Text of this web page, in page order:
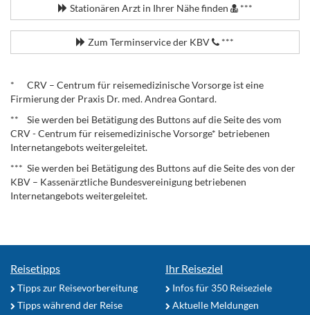
Stationären Arzt in Ihrer Nähe finden ***
Zum Terminservice der KBV ***
* CRV – Centrum für reisemedizinische Vorsorge ist eine
Firmierung der Praxis Dr. med. Andrea Gontard.
** Sie werden bei Betätigung des Buttons auf die Seite des vom
CRV - Centrum für reisemedizinische Vorsorge* betriebenen
Internetangebots weitergeleitet.
*** Sie werden bei Betätigung des Buttons auf die Seite des von der
KBV – Kassenärztliche Bundesvereinigung betriebenen
Internetangebots weitergeleitet.
Reisetipps
Tipps zur Reisevorbereitung
Tipps während der Reise
Ihr Reiseziel
Infos für 350 Reiseziele
Aktuelle Meldungen